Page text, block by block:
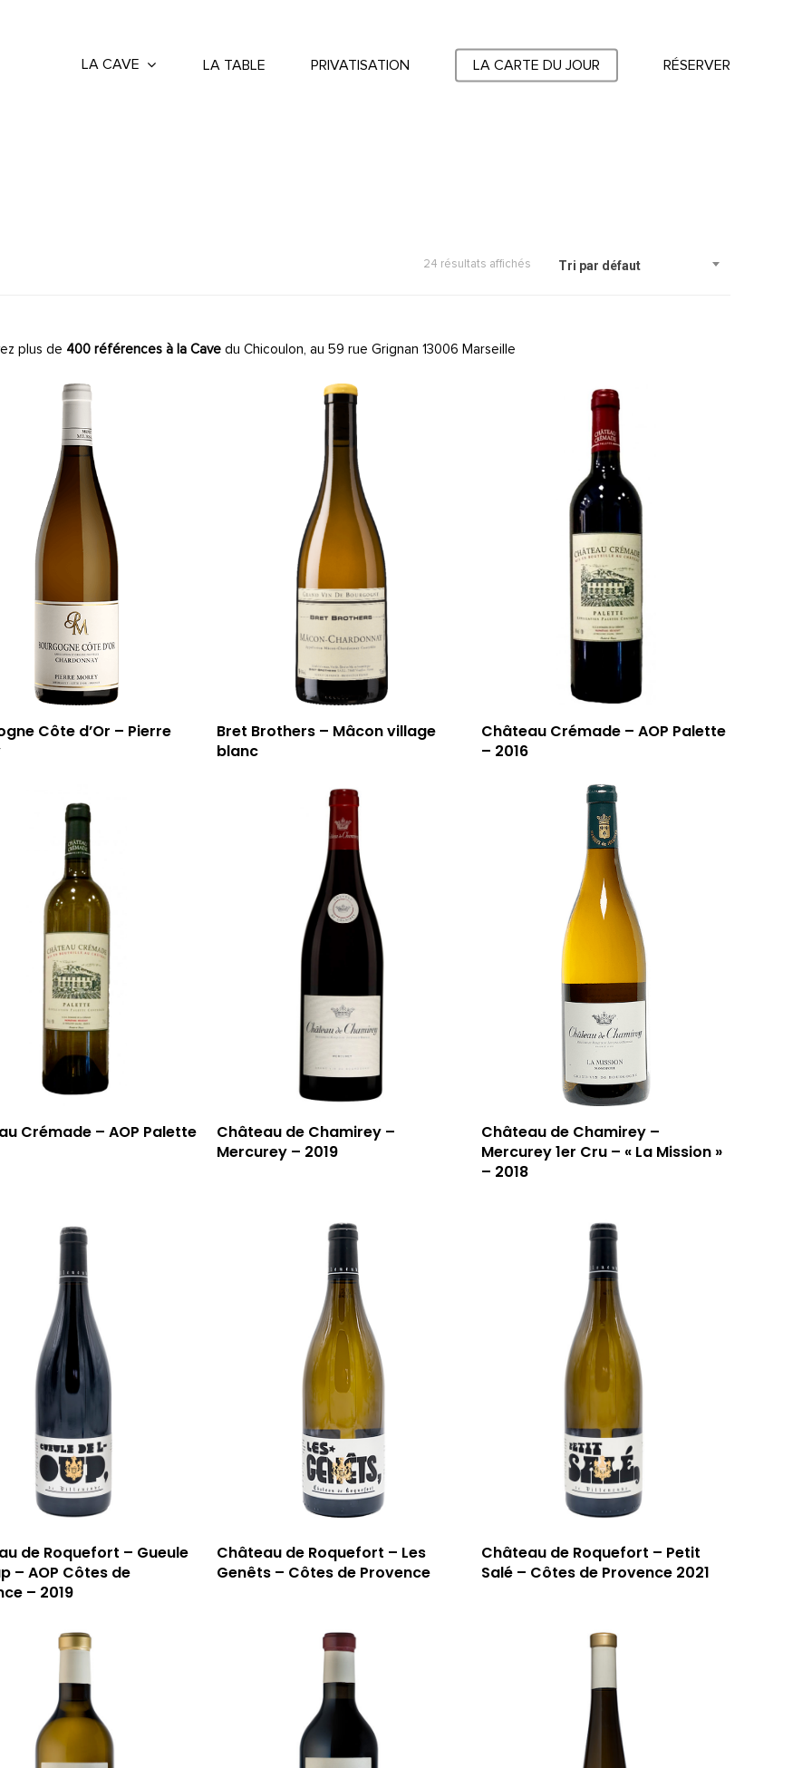
LA CAVE LA TABLE PRIVATISATION LA CARTE DU JOUR RÉSERVER
Tri par défaut
24 résultats affichés
plus de 400 références à la Cave du Chicoulon, au 59 rue Grignan 13006 Marseille
Côte d’Or – Pierre
Bret Brothers – Mâcon village
blanc
Château Crémade – AOP Palette
– 2016
Crémade – AOP Palette
Château de Chamirey –
Mercurey – 2019
Château de Chamirey –
Mercurey 1er Cru – « La Mission »
– 2018
de Roquefort – Gueule
– AOP Côtes de
– 2019
Château de Roquefort – Les
Genêts – Côtes de Provence
Château de Roquefort – Petit
Salé – Côtes de Provence 2021